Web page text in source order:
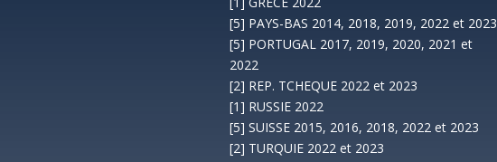
[5] PAYS-BAS 2014, 2018, 2019, 2022 et 2023
[5] PORTUGAL 2017, 2019, 2020, 2021 et
2022
[2] REP. TCHEQUE 2022 et 2023
[1] RUSSIE 2022
[5] SUISSE 2015, 2016, 2018, 2022 et 2023
[2] TURQUIE 2022 et 2023